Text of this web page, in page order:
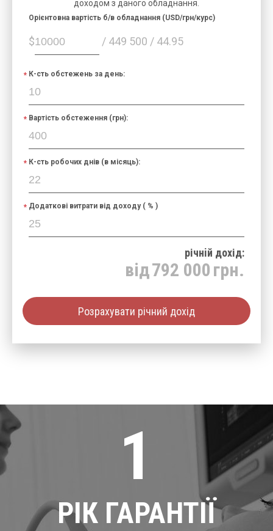
доходом з даного обладнання.
$ / 449 500 / 44.95
Орієнтовна вартість б/в обладнання (USD/грн/курс)
К-сть обстежень за день:
Вартість обстеження (грн):
К-сть робочих днів (в місяць):
Додаткові витрати від доходу ( % )
річнiй дохід:
від792 000 грн.
Розрахувати річний дохід
1
РІК ГАРАНТІЇ